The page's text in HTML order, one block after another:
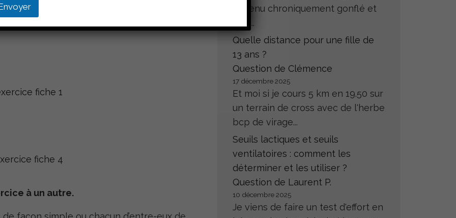
exercice sur le thème de « la réactivité »
répondent à l’émanation de types
à un autre.
devenu chroniquement gonflé et
très...
Quelle distance pour une fille de
13 ans ?
Question de Clémence
17 décembre 2025
Et moi si je cours 5 km en 19.50 sur
un terrain de cross avec de l'herbe
bcp de virage...
Seuils lactiques et seuils
ventilatoires : comment les
déterminer et les utiliser ?
Question de Laurent P.
10 décembre 2025
Je viens de faire un test d'effort en